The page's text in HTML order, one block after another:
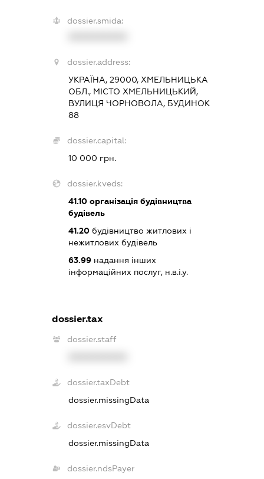
dossier.smida:
dossier.address:
УКРАЇНА, 29000, ХМЕЛЬНИЦЬКА
ОБЛ., МІСТО ХМЕЛЬНИЦЬКИЙ,
ВУЛИЦЯ ЧОРНОВОЛА, БУДИНОК
88
dossier.capital:
10 000 грн.
dossier.kveds:
41.10 організація будівництва
будівель
41.20 будівництво житлових і
нежитлових будівель
63.99 надання інших
інформаційних послуг, н.в.і.у.
dossier.tax
dossier.staff
dossier.taxDebt
dossier.missingData
dossier.esvDebt
dossier.missingData
dossier.ndsPayer